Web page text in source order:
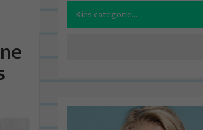
Search
for: